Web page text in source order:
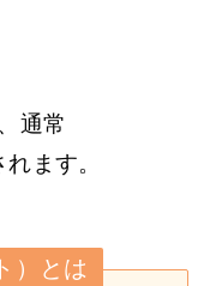
通常
ます。
）とは